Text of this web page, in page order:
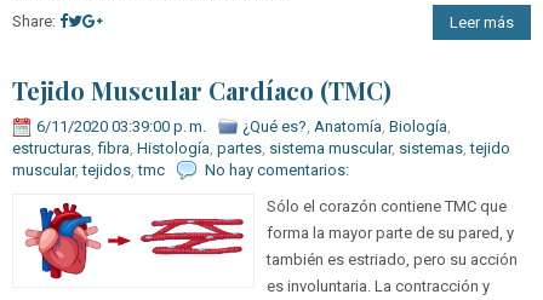
Share:
Leer más
Tejido Muscular Cardíaco (TMC)
6/11/2020 03:39:00 p. m. ¿Qué es?, Anatomía, Biología,
estructuras,fibra, Histología, partes, sistema muscular, sistemas,tejido
muscular,tejidos,tmc
No hay comentarios:
Sólo el corazón contiene TMC que
forma la mayor parte de su pared, y
también es estriado, pero su acción
es involuntaria. La contracción y